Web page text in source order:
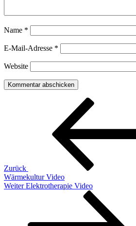
Name *
E-Mail-Adresse *
Website
Beitragsnavigation
Zurück
Wärmekultur Video
Nächster
Weiter Elektrotherapie Video